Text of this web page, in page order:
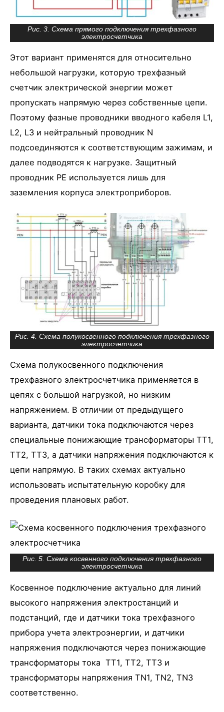
Рис. 3. Схема прямого подключения трехфазного
электросчетчика
Этот вариант применятся для относительно
небольшой нагрузки, которую трехфазный
счетчик электрической энергии может
пропускать напрямую через собственные цепи.
Поэтому фазные проводники вводного кабеля L1,
L2, L3 и нейтральный проводник N
подсоединяются к соответствующим зажимам, и
далее подводятся к нагрузке. Защитный
проводник PE используется лишь для
заземления корпуса электроприборов.
Рис. 4. Схема полукосвенного подключения трехфазного
электросчетчика
Схема полукосвенного подключения
трехфазного электросчетчика применяется в
цепях с большой нагрузкой, но низким
напряжением. В отличии от предыдущего
варианта, датчики тока подключаются через
специальные понижающие трансформаторы ТТ1,
ТТ2, ТТ3, а датчики напряжения подключаются к
цепи напрямую. В таких схемах актуально
использовать испытательную коробку для
проведения плановых работ.
Рис. 5. Схема косвенного подключения трехфазного
электросчетчика
Косвенное подключение актуально для линий
высокого напряжения электростанций и
подстанций, где и датчики тока трехфазного
прибора учета электроэнергии, и датчики
напряжения подключаются через понижающие
трансформаторы тока ТТ1, ТТ2, ТТ3 и
трансформаторы напряжения TN1, TN2, TN3
соответственно.